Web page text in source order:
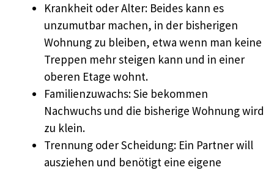
Krankheit oder Alter: Beides kann es
unzumutbar machen, in der bisherigen
Wohnung zu bleiben, etwa wenn man keine
Treppen mehr steigen kann und in einer
oberen Etage wohnt.
Familienzuwachs: Sie bekommen
Nachwuchs und die bisherige Wohnung wird
zu klein.
Trennung oder Scheidung: Ein Partner will
ausziehen und benötigt eine eigene